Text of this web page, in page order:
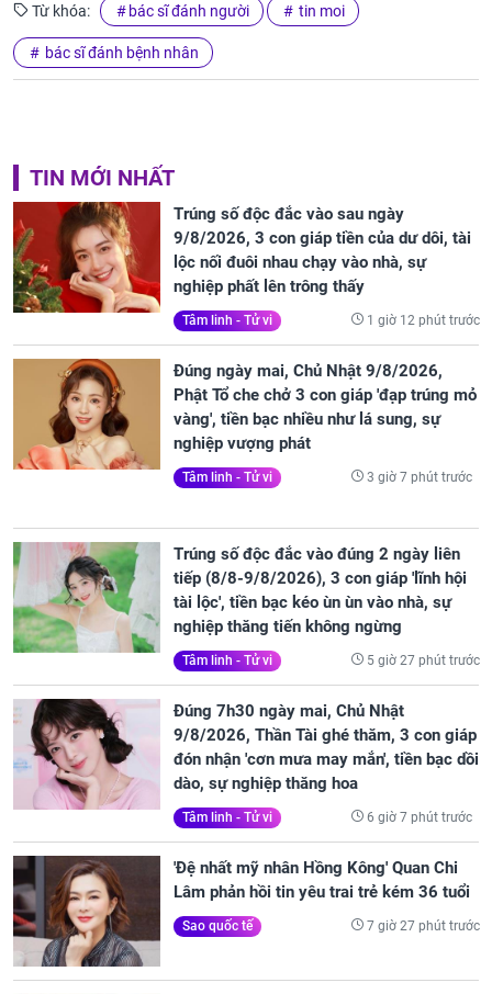
Từ khóa: bác sĩ đánh người tin moi
bác sĩ đánh bệnh nhân
TIN MỚI NHẤT
Trúng số độc đắc vào sau ngày
9/8/2026, 3 con giáp tiền của dư dôi, tài
lộc nối đuôi nhau chạy vào nhà, sự
nghiệp phất lên trông thấy
Tâm linh - Tử vi 1 giờ 12 phút trước
Đúng ngày mai, Chủ Nhật 9/8/2026,
Phật Tổ che chở 3 con giáp 'đạp trúng mỏ
vàng', tiền bạc nhiều như lá sung, sự
nghiệp vượng phát
Tâm linh - Tử vi 3 giờ 7 phút trước
Trúng số độc đắc vào đúng 2 ngày liên
tiếp (8/8-9/8/2026), 3 con giáp 'lĩnh hội
tài lộc', tiền bạc kéo ùn ùn vào nhà, sự
nghiệp thăng tiến không ngừng
Tâm linh - Tử vi 5 giờ 27 phút trước
Đúng 7h30 ngày mai, Chủ Nhật
9/8/2026, Thần Tài ghé thăm, 3 con giáp
đón nhận 'cơn mưa may mắn', tiền bạc dồi
dào, sự nghiệp thăng hoa
Tâm linh - Tử vi 6 giờ 7 phút trước
'Đệ nhất mỹ nhân Hồng Kông' Quan Chi
Lâm phản hồi tin yêu trai trẻ kém 36 tuổi
Sao quốc tế 7 giờ 27 phút trước